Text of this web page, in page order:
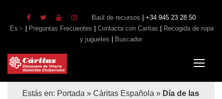
Baúl de recursos | +34 945 23 28 50
Es
Preguntas Frecuentes Contacta con Caritas
Recogida de ropa
y juguetes
Buscador
Estás en: Portada » Cáritas Española » Día de las